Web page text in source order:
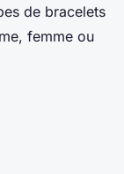
de bracelets
femme ou